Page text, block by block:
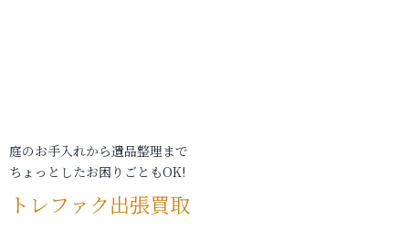
庭のお手入れから遺品整理まで
ちょっとしたお困りごともOK!
トレファク出張買取